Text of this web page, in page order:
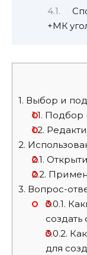
+МК
1. Выбор и
1.1. Подбор
1.2.
2.
2.1.
2.2.
3. Вопрос-
3.0.1.
3.0.2.
для